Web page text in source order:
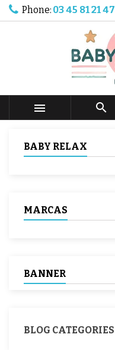
Phone: 03 45 81 21 47
 
BABY RELAX
MARCAS
BANNER
BLOG CATEGORIES